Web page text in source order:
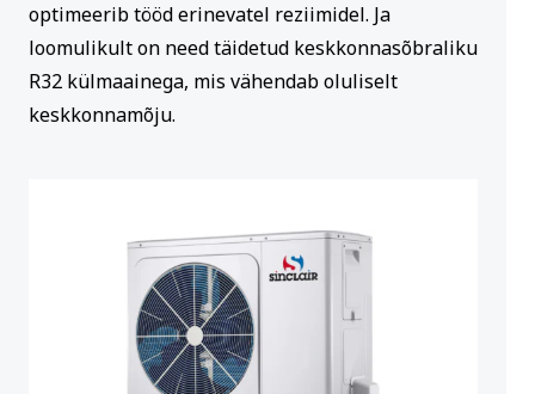
optimeerib tööd erinevatel reziimidel. Ja
loomulikult on need täidetud keskkonnasõbraliku
R32 külmaainega, mis vähendab oluliselt
keskkonnamõju.